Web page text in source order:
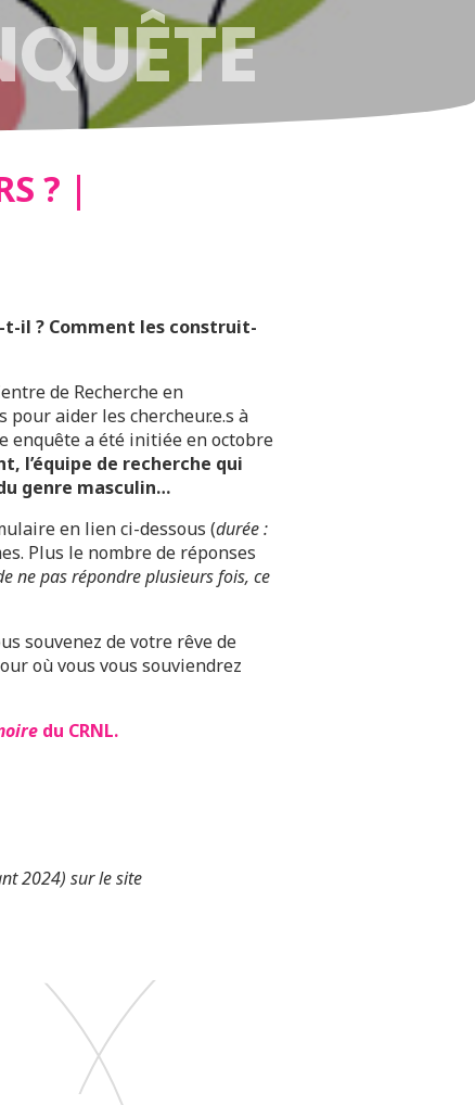
? |
t-il ? Comment les construit-
de Recherche en
pour aider les chercheur.e.s à
enquête a été initiée en octobre
l’équipe de recherche qui
genre masculin…
en lien ci-dessous (durée :
Plus le nombre de réponses
ne pas répondre plusieurs fois, ce
souvenez de votre rêve de
où vous vous souviendrez
du CRNL.
2024) sur le site